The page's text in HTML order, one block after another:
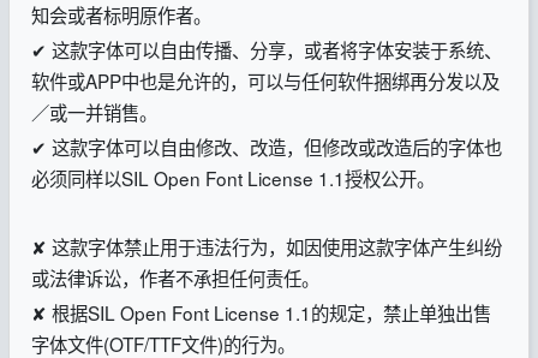
知会或者标明原作者。
✔ 这款字体可以自由传播、分享，或者将字体安装于系统、
软件或APP中也是允许的，可以与任何软件捆绑再分发以及
／或一并销售。
✔ 这款字体可以自由修改、改造，但修改或改造后的字体也
必须同样以SIL Open Font License 1.1授权公开。
✘ 这款字体禁止用于违法行为，如因使用这款字体产生纠纷
或法律诉讼，作者不承担任何责任。
✘ 根据SIL Open Font License 1.1的规定，禁止单独出售
字体文件(OTF/TTF文件)的行为。